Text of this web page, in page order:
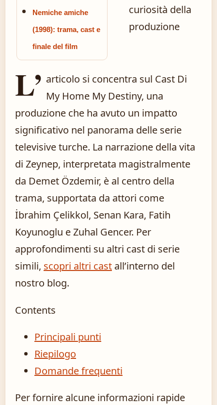
Nemiche amiche
(1998): trama, cast e
finale del film
curiosità della
produzione
L’ articolo si concentra sul Cast Di
My Home My Destiny, una
produzione che ha avuto un impatto
significativo nel panorama delle serie
televisive turche. La narrazione della vita
di Zeynep, interpretata magistralmente
da Demet Özdemir, è al centro della
trama, supportata da attori come
İbrahim Çelikkol, Senan Kara, Fatih
Koyunoglu e Zuhal Gencer. Per
approfondimenti su altri cast di serie
simili, scopri altri cast all’interno del
nostro blog.
Contents
Principali punti
Riepilogo
Domande frequenti
Per fornire alcune informazioni rapide